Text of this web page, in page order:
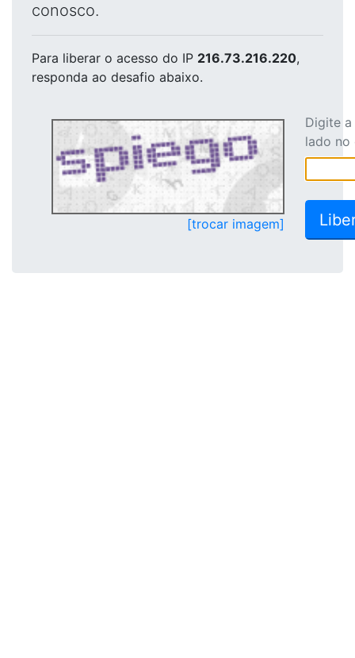
conosco.
Para liberar o acesso do IP 216.73.216.220,
responda ao desafio abaixo.
[trocar imagem]
Digite
lado no